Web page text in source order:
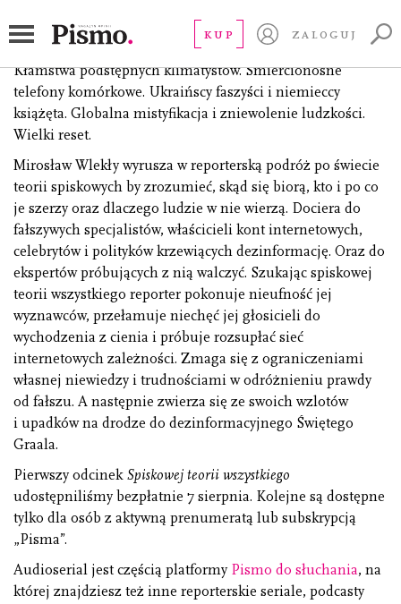
KUP ZALOGUJ
Spiskowa teoria wszystkiego
Nanoboty w szczepionkach. Węgiel leczący każde zło.
Kłamstwa podstępnych klimatystów. Śmiercionośne
telefony komórkowe. Ukraińscy faszyści i niemieccy
książęta. Globalna mistyfikacja i zniewolenie ludzkości.
Wielki reset.
Mirosław Wlekły wyrusza w reporterską podróż po świecie
teorii spiskowych by zrozumieć, skąd się biorą, kto i po co
je szerzy oraz dlaczego ludzie w nie wierzą. Dociera do
fałszywych specjalistów, właścicieli kont internetowych,
celebrytów i polityków krzewiących dezinformację. Oraz do
ekspertów próbujących z nią walczyć. Szukając spiskowej
teorii wszystkiego reporter pokonuje nieufność jej
wyznawców, przełamuje niechęć jej głosicieli do
wychodzenia z cienia i próbuje rozsupłać sieć
internetowych zależności. Zmaga się z ograniczeniami
własnej niewiedzy i trudnościami w odróżnieniu prawdy
od fałszu. A następnie zwierza się ze swoich wzlotów
i upadków na drodze do dezinformacyjnego Świętego
Graala.
Pierwszy odcinek Spiskowej teorii wszystkiego
udostępniliśmy bezpłatnie 7 sierpnia. Kolejne są dostępne
tylko dla osób z aktywną prenumeratą lub subskrypcją
„Pisma”.
Audioserial jest częścią platformy Pismo do słuchania, na
której znajdziesz też inne reporterskie seriale, podcasty